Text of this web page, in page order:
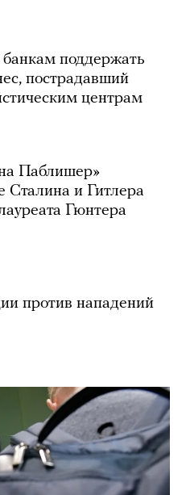
поддержать
пострадавший
центрам
Паблишер»
Сталина и Гитлера
Гюнтера
против нападений